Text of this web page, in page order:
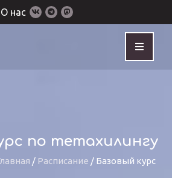
О нас
по тетахилингу
/ Расписание / Базовый курс